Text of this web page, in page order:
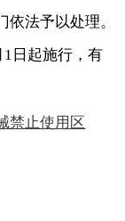
依法予以处理。
1 日起施行 ，有
禁止使用区